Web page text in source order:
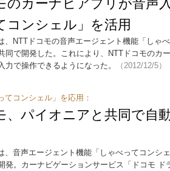
のカーナビアプリが音声
コンシェル」を活用
、NTTドコモの音声エージェント機能「しゃ
同で開発した。これにより、NTTドコモのカ
力で操作できるようになった。
（2012/12/5）
てコンシェル」を応用：
、パイオニアと共同で自
、音声エージェント機能「しゃべってコンシ
発。カーナビゲーションサービス「ドコモ ド